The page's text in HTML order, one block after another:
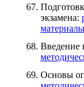
экзамена:
материалы
Введение
Основы